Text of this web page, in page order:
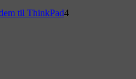
til ThinkPad44